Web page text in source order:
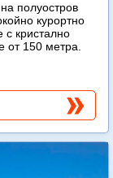
полуостров
курортно
кристално
от 150 метра.